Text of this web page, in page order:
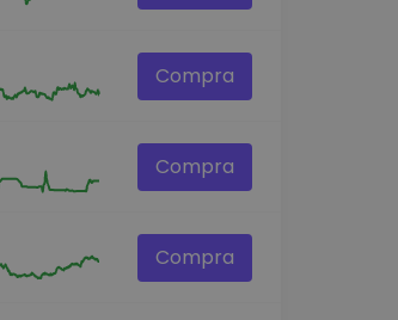
Compra
Compra
Compra